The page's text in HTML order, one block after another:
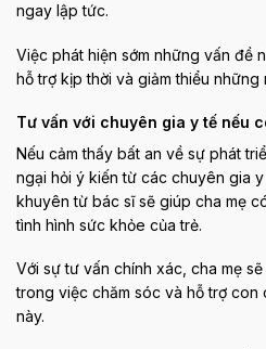
ngay lập tức.
Việc phát hiện sớm những vấn đề
hỗ trợ kịp thời và giảm thiểu
Tư vấn với chuyên gia y tế nếu
Nếu cảm thấy bất an về sự phát
ngại hỏi ý kiến từ các chuyên gia
khuyên từ bác sĩ sẽ giúp cha mẹ
tình hình sức khỏe của trẻ.
Với sự tư vấn chính xác, cha mẹ
trong việc chăm sóc và hỗ trợ con
này.